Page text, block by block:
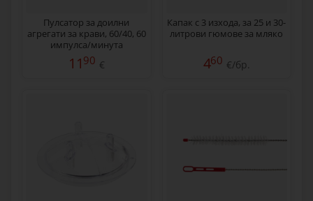
Пулсатор за доилни
агрегати за крави, 60/40, 60
импулса/минута
11 90 €
Капак с 3 изхода, за 25 и 30-
литрови гюмове за мляко
460 €/бр.